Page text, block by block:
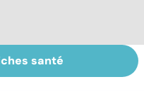
sperme : son
sa couleur,
santé